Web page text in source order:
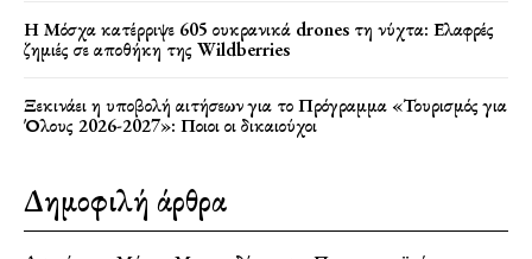
Η Μόσχα κατέρριψε 605 ουκρανικά drones τη νύχτα: Ελαφρές
ζημιές σε αποθήκη της Wildberries
Ξεκινάει η υποβολή αιτήσεων για το Πρόγραμμα «Τουρισμός για
Όλους 2026-2027»: Ποιοι οι δικαιούχοι
Δημοφιλή άρθρα